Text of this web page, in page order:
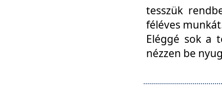
tesszük
féléves
Eléggé sok a
nézzen be